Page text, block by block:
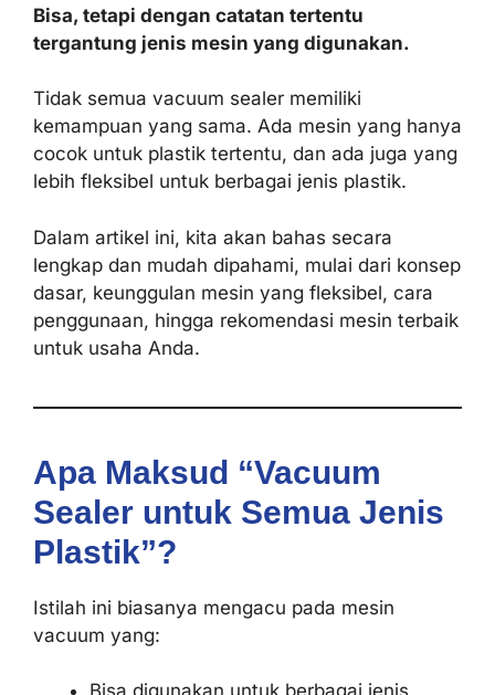
Bisa, tetapi dengan catatan tertentu
tergantung jenis mesin yang digunakan.
Tidak semua vacuum sealer memiliki
kemampuan yang sama. Ada mesin yang hanya
cocok untuk plastik tertentu, dan ada juga yang
lebih fleksibel untuk berbagai jenis plastik.
Dalam artikel ini, kita akan bahas secara
lengkap dan mudah dipahami, mulai dari konsep
dasar, keunggulan mesin yang fleksibel, cara
penggunaan, hingga rekomendasi mesin terbaik
untuk usaha Anda.
Apa Maksud “Vacuum
Sealer untuk Semua Jenis
Plastik”?
Istilah ini biasanya mengacu pada mesin
vacuum yang: